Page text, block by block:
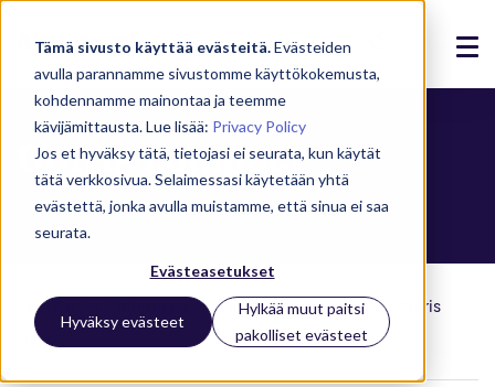
Tämä sivusto käyttää evästeitä.Evästeiden
avulla parannamme sivustomme käyttökokemusta,
kohdennamme mainontaa ja teemme
kävijämittausta. Lue lisää: Privacy Policy
Jos et hyväksy tätä, tietojasi ei seurata, kun käytät
tätä verkkosivua. Selaimessasi käytetään yhtä
evästettä, jonka avulla muistamme, että sinua ei saa
seurata.
Evästeasetukset
Hyväksy evästeet
Hylkää muut paitsi
pakolliset evästeet
Ratkaisut
Tuotteet
Referenssit
Ajankohtaista
Meistä
Optris compact
Laitteet Infrapuna-anturit
Optris
compact